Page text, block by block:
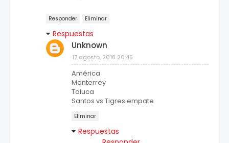
Responder Eliminar
Respuestas
Unknown
17 agosto, 2018 20:45
América
Monterrey
Toluca
Santos vs Tigres empate
Eliminar
Respuestas